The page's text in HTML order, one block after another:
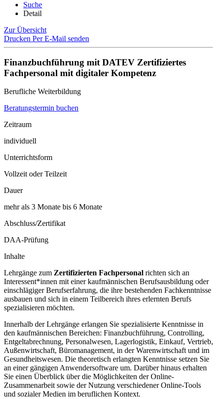
Suche
Detail
Zur Übersicht
Drucken Per E-Mail senden
Finanzbuchführung mit DATEV Zertifiziertes
Fachpersonal mit digitaler Kompetenz
Berufliche Weiterbildung
Beratungstermin buchen
Zeitraum
individuell
Unterrichtsform
Vollzeit oder Teilzeit
Dauer
mehr als 3 Monate bis 6 Monate
Abschluss/Zertifikat
DAA-Prüfung
Inhalte
Lehrgänge zum Zertifizierten Fachpersonal richten sich an
Interessent*innen mit einer kaufmännischen Berufsausbildung oder
einschlägiger Berufserfahrung, die ihre bestehenden Fachkenntnisse
ausbauen und sich in einem Teilbereich ihres erlernten Berufs
spezialisieren möchten.
Innerhalb der Lehrgänge erlangen Sie spezialisierte Kenntnisse in
den kaufmännischen Bereichen: Finanzbuchführung, Controlling,
Entgeltabrechnung, Personalwesen, Lagerlogistik, Einkauf, Vertrieb,
Außenwirtschaft, Büromanagement, in der Warenwirtschaft und im
Gesundheitswesen. Die theoretisch erlangten Kenntnisse setzen Sie
an einer gängigen Anwendersoftware um. Darüber hinaus erhalten
Sie einen Überblick über die Möglichkeiten der Online-
Zusammenarbeit sowie der Nutzung verschiedener Online-Tools
und sozialer Medien im beruflichen Kontext.